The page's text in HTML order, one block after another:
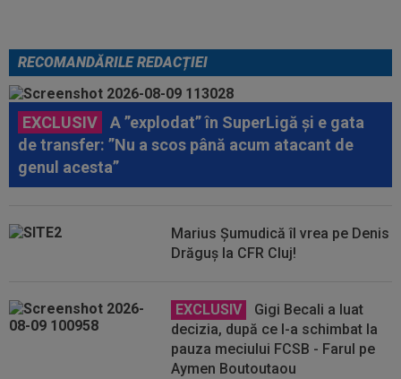
RECOMANDĂRILE REDACȚIEI
EXCLUSIV
A ”explodat” în SuperLigă și e gata
de transfer: ”Nu a scos până acum atacant de
genul acesta”
Marius Șumudică îl vrea pe Denis
Drăguș la CFR Cluj!
EXCLUSIV
Gigi Becali a luat
decizia, după ce l-a schimbat la
pauza meciului FCSB - Farul pe
Aymen Boutoutaou